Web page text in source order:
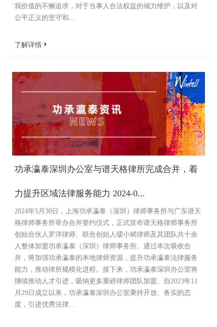
我价值的不懈追求，对于当事人合法权益的倾力维护，以及对
公平正义的坚守和...
了解详情
功承瀛泰深圳办公室与谱天格律所完成合并，着
力提升区域法律服务能力 2024-0...
2024年5月30日，上海功承瀛泰（深圳）律师事务所与广东谱天
格律师事务所举办合并签约仪式，正式宣布谱天格律师事务所
创始合伙人罗洋律师、联合创始人缪小斌律师及其团队共十余
人整体加盟功承瀛泰（深圳）律师事务所。通过本次吸收合
并，将加强功承瀛泰的本地律师资源，提升功承瀛泰法律服务
能力，推动律所规模化进程。接下来，功承瀛泰深圳办公室将
继续推动人才引进，吸纳更多重磅律师团队加盟。自2023年11
月29日成立以来，功承瀛泰深圳办公室秉持开放、务实的态
度，引进优秀法律...